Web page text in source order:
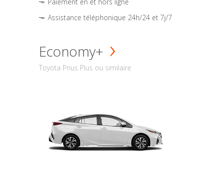
Assistance téléphonique 24h/24 et 7j/7
Economy+
Toyota Prius Plus ou similaire